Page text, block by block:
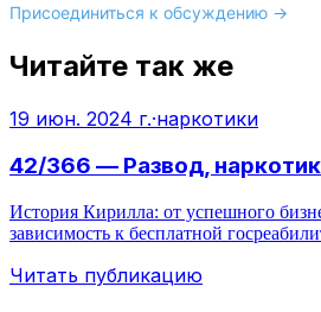
Присоединиться к обсуждению →
Читайте так же
19 июн. 2024 г.·наркотики
42/366 — Развод,
История Кирилла: от успешного
зависимость к бесплатной
Читать публикацию